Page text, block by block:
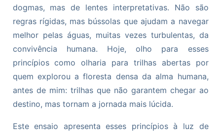
dogmas, mas de lentes interpretativas. Não são
regras rígidas, mas bússolas que ajudam a navegar
melhor pelas águas, muitas vezes turbulentas, da
convivência humana. Hoje, olho para esses
princípios como olharia para trilhas abertas por
quem explorou a floresta densa da alma humana,
antes de mim: trilhas que não garantem chegar ao
destino, mas tornam a jornada mais lúcida.
Este ensaio apresenta esses princípios à luz de